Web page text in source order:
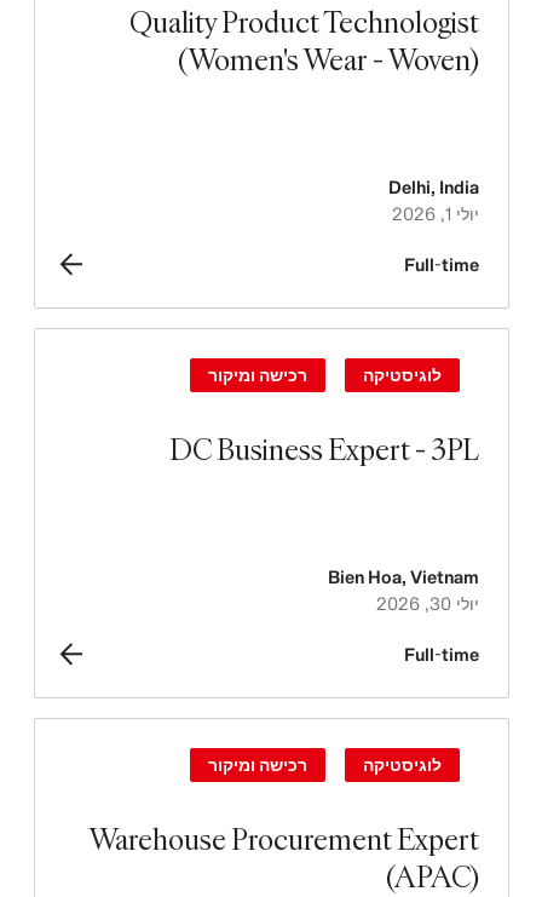
Quality Product Technologist
(Women's Wear - Woven)
Delhi, India
יולי 1, 2026
Full-time
DC Business Expert - 3PL
לוגיסטיקה רכישה ומיקור
Bien Hoa, Vietnam
יולי 30, 2026
Full-time
Warehouse Procurement Expert
(APAC)
לוגיסטיקה רכישה ומיקור